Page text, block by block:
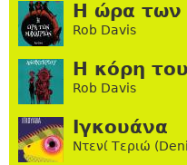
Η ώρα των
Rob Davis
Η κόρη
Rob Davis
Ιγκουάνα
Ντενί Τεριώ